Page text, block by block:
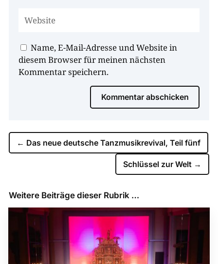
Name, E-Mail-Adresse und Website in
diesem Browser für meinen nächsten
Kommentar speichern.
Kommentar abschicken
← Das neue deutsche Tanzmusikrevival, Teil fünf
Schlüssel zur Welt →
Weitere Beiträge dieser Rubrik …